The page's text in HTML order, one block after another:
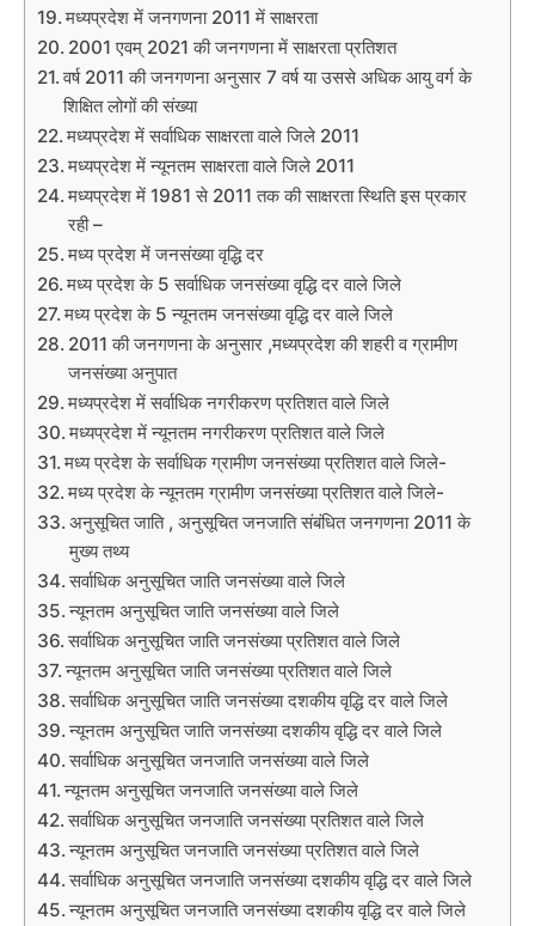
मध्यप्रदेश में जनगणना 2011 में साक्षरता
2001 एवम् 2021 की जनगणना में साक्षरता प्रतिशत
वर्ष 2011 की जनगणना अनुसार 7 वर्ष या उससे अधिक आयु वर्ग के
शिक्षित लोगों की संख्या
मध्यप्रदेश में सर्वाधिक साक्षरता वाले जिले 2011
मध्यप्रदेश में न्यूनतम साक्षरता वाले जिले 2011
मध्यप्रदेश में 1981 से 2011 तक की साक्षरता स्थिति इस प्रकार
रही –
मध्य प्रदेश में जनसंख्या वृद्धि दर
मध्य प्रदेश के 5 सर्वाधिक जनसंख्या वृद्धि दर वाले जिले
मध्य प्रदेश के 5 न्यूनतम जनसंख्या वृद्धि दर वाले जिले
2011 की जनगणना के अनुसार ,मध्यप्रदेश की शहरी व ग्रामीण
जनसंख्या अनुपात
मध्यप्रदेश में सर्वाधिक नगरीकरण प्रतिशत वाले जिले
मध्यप्रदेश में न्यूनतम नगरीकरण प्रतिशत वाले जिले
मध्य प्रदेश के सर्वाधिक ग्रामीण जनसंख्या प्रतिशत वाले जिले-
मध्य प्रदेश के न्यूनतम ग्रामीण जनसंख्या प्रतिशत वाले जिले-
अनुसूचित जाति , अनुसूचित जनजाति संबंधित जनगणना 2011 के
मुख्य तथ्य
सर्वाधिक अनुसूचित जाति जनसंख्या वाले जिले
न्यूनतम अनुसूचित जाति जनसंख्या वाले जिले
सर्वाधिक अनुसूचित जाति जनसंख्या प्रतिशत वाले जिले
न्यूनतम अनुसूचित जाति जनसंख्या प्रतिशत वाले जिले
सर्वाधिक अनुसूचित जाति जनसंख्या दशकीय वृद्धि दर वाले जिले
न्यूनतम अनुसूचित जाति जनसंख्या दशकीय वृद्धि दर वाले जिले
सर्वाधिक अनुसूचित जनजाति जनसंख्या वाले जिले
न्यूनतम अनुसूचित जनजाति जनसंख्या वाले जिले
सर्वाधिक अनुसूचित जनजाति जनसंख्या प्रतिशत वाले जिले
न्यूनतम अनुसूचित जनजाति जनसंख्या प्रतिशत वाले जिले
सर्वाधिक अनुसूचित जनजाति जनसंख्या दशकीय वृद्धि दर वाले जिले
न्यूनतम अनुसूचित जनजाति जनसंख्या दशकीय वृद्धि दर वाले जिले